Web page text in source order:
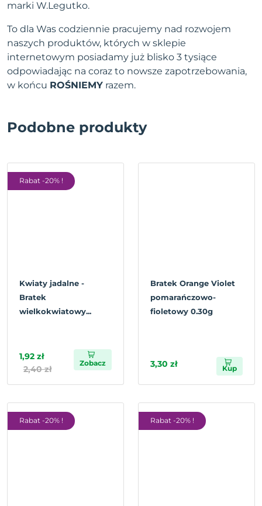
marki W.Legutko.
To dla Was codziennie pracujemy nad rozwojem
naszych produktów, których w sklepie
internetowym posiadamy już blisko 3 tysiące
odpowiadając na coraz to nowsze zapotrzebowania,
w końcu ROŚNIEMY razem.
Podobne produkty
Rabat -20% !
Kwiaty jadalne -
Bratek
wielkokwiatowy...
1,92 zł
2,40 zł
Zobacz
Bratek Orange Violet
pomarańczowo-
fioletowy 0.30g
3,30 zł Kup
Rabat -20% ! Rabat -20% !